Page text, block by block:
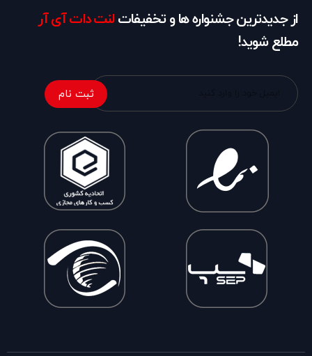
از جدیدترین جشنواره ها و تخفیفاتلنت دات آی آر
مطلع شوید!
ثبت نام